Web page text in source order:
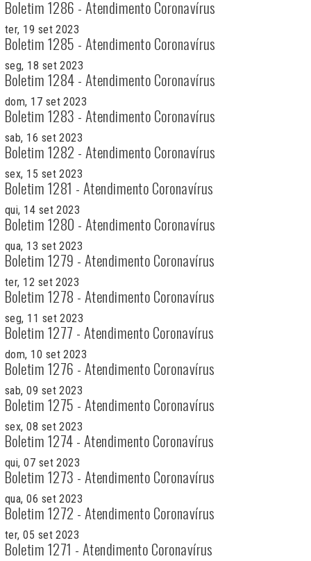
Boletim 1286 - Atendimento Coronavírus
ter, 19 set 2023
Boletim 1285 - Atendimento Coronavírus
seg, 18 set 2023
Boletim 1284 - Atendimento Coronavírus
dom, 17 set 2023
Boletim 1283 - Atendimento Coronavírus
sab, 16 set 2023
Boletim 1282 - Atendimento Coronavírus
sex, 15 set 2023
Boletim 1281 - Atendimento Coronavírus
qui, 14 set 2023
Boletim 1280 - Atendimento Coronavírus
qua, 13 set 2023
Boletim 1279 - Atendimento Coronavírus
ter, 12 set 2023
Boletim 1278 - Atendimento Coronavírus
seg, 11 set 2023
Boletim 1277 - Atendimento Coronavírus
dom, 10 set 2023
Boletim 1276 - Atendimento Coronavírus
sab, 09 set 2023
Boletim 1275 - Atendimento Coronavírus
sex, 08 set 2023
Boletim 1274 - Atendimento Coronavírus
qui, 07 set 2023
Boletim 1273 - Atendimento Coronavírus
qua, 06 set 2023
Boletim 1272 - Atendimento Coronavírus
ter, 05 set 2023
Boletim 1271 - Atendimento Coronavírus